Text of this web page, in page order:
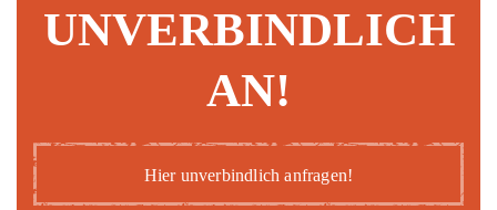
UNVERBINDLICH
AN!
Hier unverbindlich anfragen!